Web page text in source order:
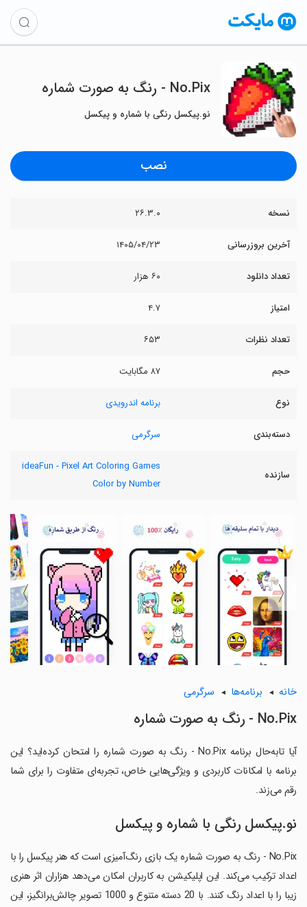
No.Pix - رنگ به صورت شماره
نو.پیکسل رنگی با شماره و پیکسل
نصب
نسخه ۲۶.۳.۰
آخرین بروزرسانی ۱۴۰۵/۰۴/۲۳
تعداد دانلود ۶۰ هزار
امتیاز ۴.۷
تعداد نظرات ۶۵۳
حجم ۸۷ مگابایت
نوع برنامه اندرویدی
دسته‌بندی سرگرمی
سازنده
ideaFun - Pixel Art Coloring Games
Color by Number
〈
〉
خانه برنامه‌ها سرگرمی
No.Pix - رنگ به صورت شماره
آیا تابه‌حال برنامه No.Pix - رنگ به صورت شماره را امتحان کرده‌اید؟ این
برنامه با امکانات کاربردی و ویژگی‌هایی خاص، تجربه‌ای متفاوت را برای شما
رقم می‌زند.
نو.پیکسل رنگی با شماره و پیکسل
No.Pix - رنگ به صورت شماره یک بازی رنگ‌آمیزی است که هنر پیکسل را با
اعداد ترکیب می‌کند. این اپلیکیشن به کاربران امکان می‌دهد هزاران اثر هنری
زیبا را با اعداد رنگ کنند. با 20 دسته متنوع و 1000 تصویر چالش‌برانگیز، این